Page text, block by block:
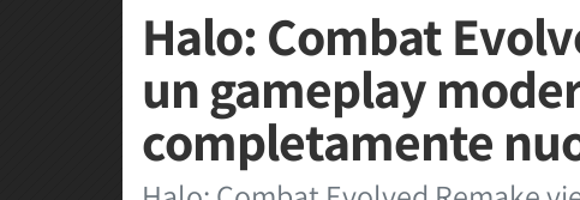
Halo: Combat
un gameplay
completamente